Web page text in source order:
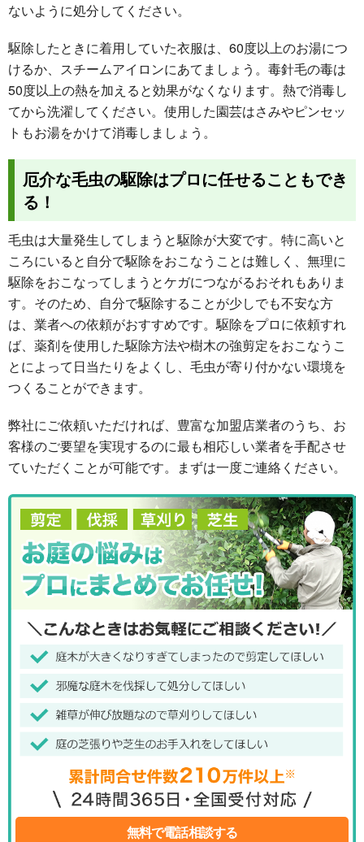
ないように処分してください。
駆除したときに着用していた衣服は、60度以上のお湯につ
けるか、スチームアイロンにあてましょう。毒針毛の毒は
50度以上の熱を加えると効果がなくなります。熱で消毒し
てから洗濯してください。使用した園芸はさみやピンセッ
トもお湯をかけて消毒しましょう。
厄介な毛虫の駆除はプロに任せることもでき
る！
毛虫は大量発生してしまうと駆除が大変です。特に高いと
ころにいると自分で駆除をおこなうことは難しく、無理に
駆除をおこなってしまうとケガにつながるおそれもありま
す。そのため、自分で駆除することが少しでも不安な方
は、業者への依頼がおすすめです。駆除をプロに依頼すれ
ば、薬剤を使用した駆除方法や樹木の強剪定をおこなうこ
とによって日当たりをよくし、毛虫が寄り付かない環境を
つくることができます。
弊社にご依頼いただければ、豊富な加盟店業者のうち、お
客様のご要望を実現するのに最も相応しい業者を手配させ
ていただくことが可能です。まずは一度ご連絡ください。
無料で電話相談する